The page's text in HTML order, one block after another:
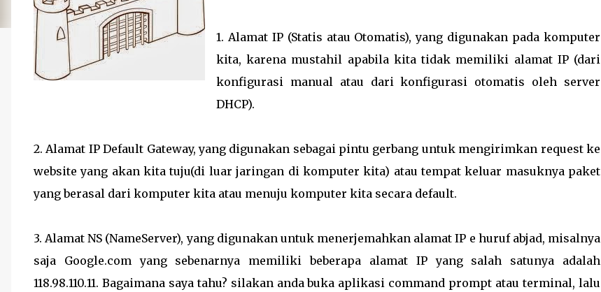
1. Alamat IP (Statis atau Otomatis), yang digunakan pada komputer
kita, karena mustahil apabila kita tidak memiliki alamat IP (dari
konfigurasi manual atau dari konfigurasi otomatis oleh server
DHCP).
2. Alamat IP Default Gateway, yang digunakan sebagai pintu gerbang untuk mengirimkan request ke
website yang akan kita tuju(di luar jaringan di komputer kita) atau tempat keluar masuknya paket
yang berasal dari komputer kita atau menuju komputer kita secara default.
3. Alamat NS (NameServer), yang digunakan untuk menerjemahkan alamat IP e huruf abjad, misalnya
saja Google.com yang sebenarnya memiliki beberapa alamat IP yang salah satunya adalah
118.98.110.11. Bagaimana saya tahu? silakan anda buka aplikasi command prompt atau terminal, lalu